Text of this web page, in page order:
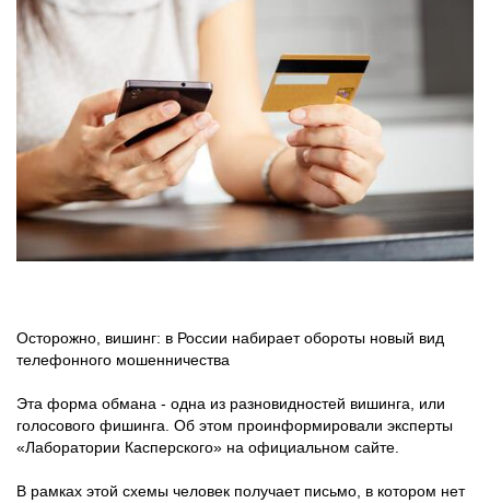
Осторожно, вишинг: в России набирает обороты новый вид
телефонного мошенничества
Эта форма обмана - одна из разновидностей вишинга, или
голосового фишинга. Об этом проинформировали эксперты
«Лаборатории Касперского» на официальном сайте.
В рамках этой схемы человек получает письмо, в котором нет